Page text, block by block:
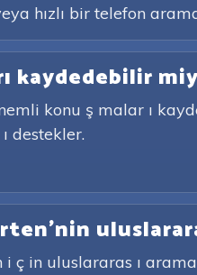
hızlı bir telefon
kaydedebilir
konu ş malar ı
destekler.
ç in uluslararas ı